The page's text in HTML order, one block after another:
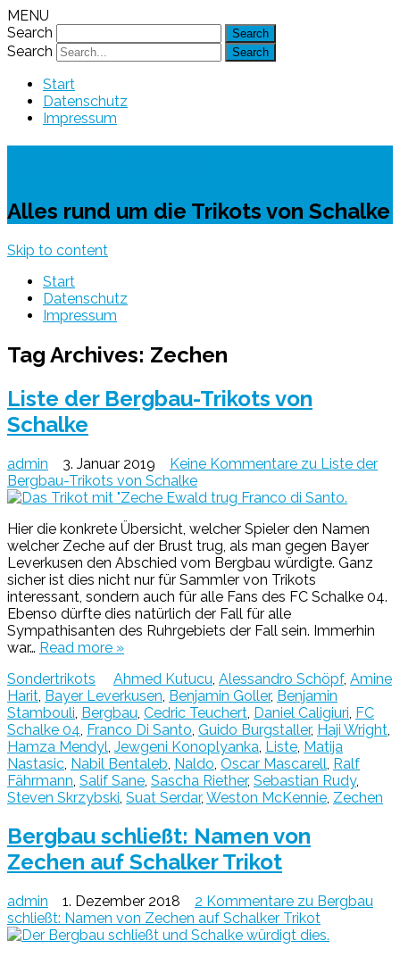
MENU
Search
Search
Start
Datenschutz
Impressum
Alles rund um die Trikots von Schalke
Skip to content
Start
Datenschutz
Impressum
Tag Archives: Zechen
Liste der Bergbau-Trikots von
Schalke
admin 3. Januar 2019 Keine Kommentare zu Liste der
Bergbau-Trikots von Schalke
Hier die konkrete Übersicht, welcher Spieler den Namen
welcher Zeche auf der Brust trug, als man gegen Bayer
Leverkusen den Abschied vom Bergbau würdigte. Ganz
sicher ist dies nicht nur für Sammler von Trikots
interessant, sondern auch für alle Fans des FC Schalke 04.
Ebenso dürfte dies natürlich der Fall für alle
Sympathisanten des Ruhrgebiets der Fall sein. Immerhin
war… Read more »
Sondertrikots
Ahmed Kutucu Alessandro Schöpf, Amine
Harit Bayer Leverkusen Benjamin Goller, Benjamin
Stambouli Bergbau Cedric Teuchert Daniel Caligiuri FC
Schalke 04 Franco Di Santo Guido Burgstaller, Haji Wright
Hamza Mendyl Jewgeni Konoplyanka Liste Matija
Nastasic Nabil Bentaleb Naldo Oscar Mascarell Ralf
Fährmann Salif Sane Sascha Riether, Sebastian Rudy,
Steven Skrzybski Suat Serdar, Weston McKennie Zechen
Bergbau schließt: Namen von
Zechen auf Schalker Trikot
admin 1. Dezember 2018 2 Kommentare zu Bergbau
schließt: Namen von Zechen auf Schalker Trikot